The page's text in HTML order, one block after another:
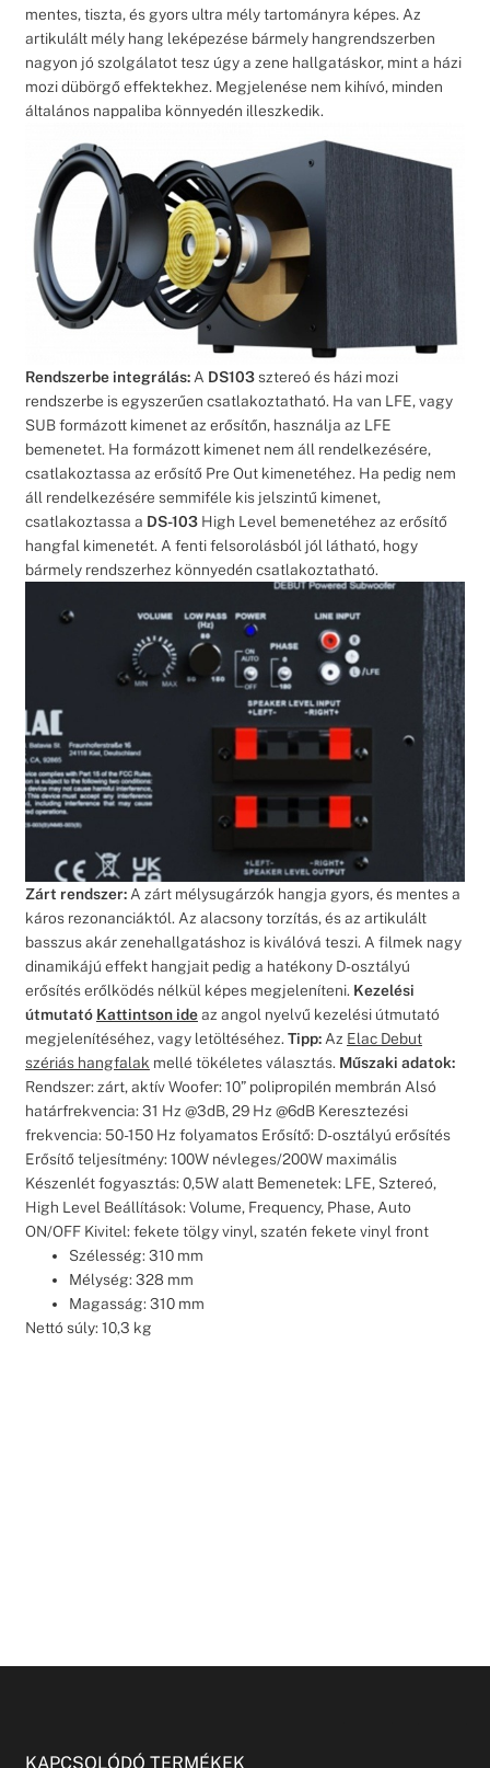
mentes, tiszta, és gyors ultra mély tartományra képes. Az
artikulált mély hang leképezése bármely hangrendszerben
nagyon jó szolgálatot tesz úgy a zene hallgatáskor, mint a házi
mozi dübörgő effektekhez. Megjelenése nem kihívó, minden
általános nappaliba könnyedén illeszkedik.
Rendszerbe integrálás:A DS103sztereó és házi mozi
rendszerbe is egyszerűen csatlakoztatható. Ha van LFE, vagy
SUB formázott kimenet az erősítőn, használja az LFE
bemenetet. Ha formázott kimenet nem áll rendelkezésére,
csatlakoztassa az erősítő Pre Out kimenetéhez. Ha pedig nem
áll rendelkezésére semmiféle kis jelszintű kimenet,
csatlakoztassa a DS-103High Level bemenetéhez az erősítő
hangfal kimenetét. A fenti felsorolásból jól látható, hogy
bármely rendszerhez könnyedén csatlakoztatható.
Zárt rendszer:A zárt mélysugárzók hangja gyors, és mentes a
káros rezonanciáktól. Az alacsony torzítás, és az artikulált
basszus akár zenehallgatáshoz is kiválóvá teszi. A filmek nagy
dinamikájú effekt hangjait pedig a hatékony D-osztályú
erősítés erőlködés nélkül képes megjeleníteni. Kezelési
útmutató Kattintson ideaz angol nyelvű kezelési útmutató
megjelenítéséhez, vagy letöltéséhez. Tipp:Az Elac Debut
szériás hangfalak mellé tökéletes választás. Műszaki adatok:
Rendszer: zárt, aktív Woofer: 10” polipropilén membrán Alsó
határfrekvencia: 31 Hz @3dB, 29 Hz @6dB Keresztezési
frekvencia: 50-150 Hz folyamatos Erősítő: D-osztályú erősítés
Erősítő teljesítmény: 100W névleges/200W maximális
Készenlét fogyasztás: 0,5W alatt Bemenetek: LFE, Sztereó,
High Level Beállítások: Volume, Frequency, Phase, Auto
ON/OFF Kivitel: fekete tölgy vinyl, szatén fekete vinyl front
Szélesség: 310 mm
Mélység: 328 mm
Magasság: 310 mm
Nettó súly: 10,3 kg
KAPCSOLÓDÓ TERMÉKEK